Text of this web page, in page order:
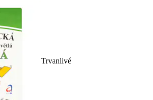
Trvanlivé